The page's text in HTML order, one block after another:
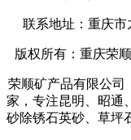
联系地址：重庆市
版权所有：重庆荣
荣顺矿产品有限公司
家，专注昆明、昭通
砂除锈石英砂、草坪